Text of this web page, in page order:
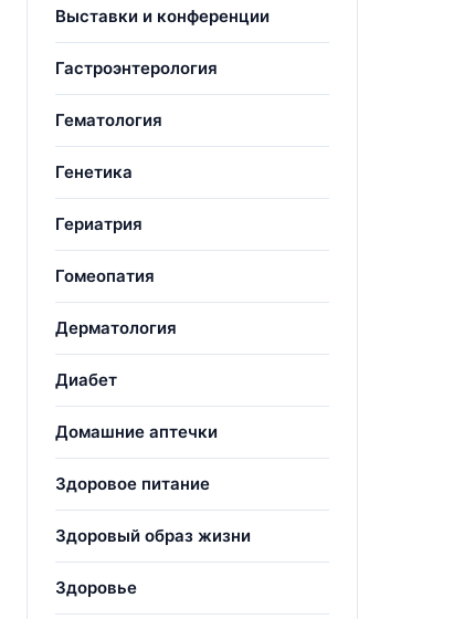
Выставки и конференции
Гастроэнтерология
Гематология
Генетика
Гериатрия
Гомеопатия
Дерматология
Диабет
Домашние аптечки
Здоровое питание
Здоровый образ жизни
Здоровье